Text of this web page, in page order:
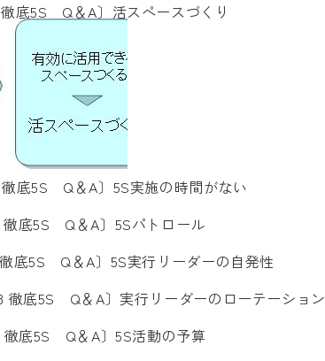
徹底5S Q＆A〕活スペースづくり
徹底5S Q＆A〕5S実施の時間がない
徹底5S Q＆A〕5Sパトロール
徹底5S Q＆A〕5S実行リーダーの自発性
徹底5S Q＆A〕実行リーダーのローテーション
徹底5S Q＆A〕5S活動の予算